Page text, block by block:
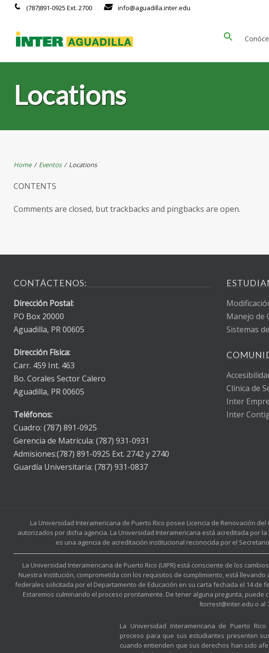
(787)891-0925 Ext. 2700 info@aguadilla.inter.edu
Locations
Home / Eventos / Locations
CONTENTS
Comments are closed, but trackbacks and pingbacks are open.
CONTÁCTENOS:
Dirección Postal:
PO Box 20000
Aguadilla, PR 00605
Dirección Física:
Carr. 459 Int. 463
Bo. Corales Sector Calero
Aguadilla, PR 00605
Teléfonos:
Cuadro: (787) 891-0925
Gerencia de Matrícula: (787) 931-0931
Admisiones:(787) 891-0925 Ext. 2742 y 2740
Guardía Universitaria: (787) 931-0837
Manejo de
Sistemas
Clínica de
Inter
Inter
La Universidad Interamericana de Puerto Rico posee Licencia de Renovación
autorizados por dicha agencia. La Universidad Interamericana está acreditada por la
es una agencia de acreditación institucional reconocida por el
La Universidad Interamericana de Puerto Rico (UIPR) está consciente de los
Nuestra Institución, comprometida con los requisitos de cumplimiento, está
federales solicitada por el Departamento de Educación en su carta fechada el 14
Estaremos culminando el proceso prontamente. De tener alguna pregunta, puede
ltorrest@inter.edu o al
La Universidad Interamericana de Puerto
proceso para que sus estudiantes presenten
cuando entienden que sus derechos han sido